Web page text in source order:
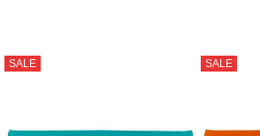
SALE SALE